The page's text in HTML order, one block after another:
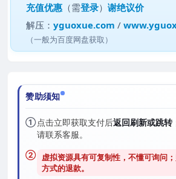
充值优惠 （需登录）谢绝议价
解压：yguoxue.com /
（一般为百度网盘获取）
赞助须知
① 点击立即获取支付后返回刷新或跳转
请联系客服。
② 虚拟资源具有可复制性，不懂可询问
方式的退款。